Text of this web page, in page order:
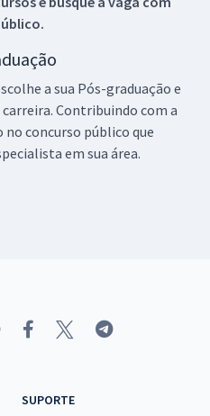
a sua Pós-graduação e
Contribuindo com a
no concurso público que
em sua área.
SUPORTE